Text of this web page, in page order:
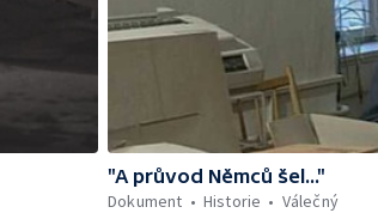
"A průvod Němců šel..."
Dokument
Historie Válečný